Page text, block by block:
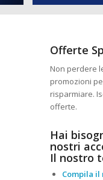
Offerte
Non perdere
promozioni
risparmiare.
offerte.
Hai
nostri
Il nostro
Compila